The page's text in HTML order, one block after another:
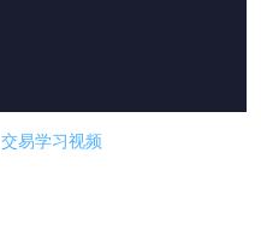
交易学习视频